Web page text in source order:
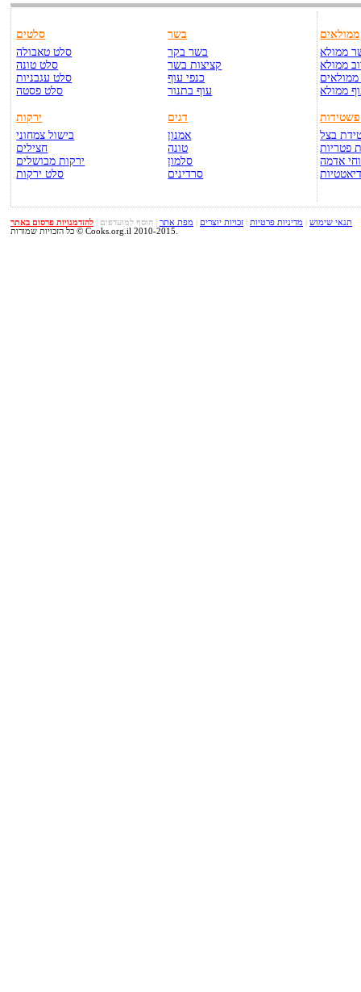
סלטים
סלט טאבולה
סלט טונה
סלט עגבניות
סלט פסטה
ירקות
בישול צמחוני
חצילים
ירקות מבושלים
סלט ירקות
בשר
בשר בקר
קציצות בשר
כנפי עוף
עוף בתנור
דגים
אמנון
טונה
סלמון
סרדינים
ממולאים
ממולא
ממולא
ממולא
פשטידות
בצל
פטריות
אדמה
תנאי שימוש מדיניות פרטיות זכויות יוצרים מפת אתר הוסף למועדפים
להזדמנויות פרסום באתר
כל הזכויות שמורות © Cooks.org.il 2010-2015.